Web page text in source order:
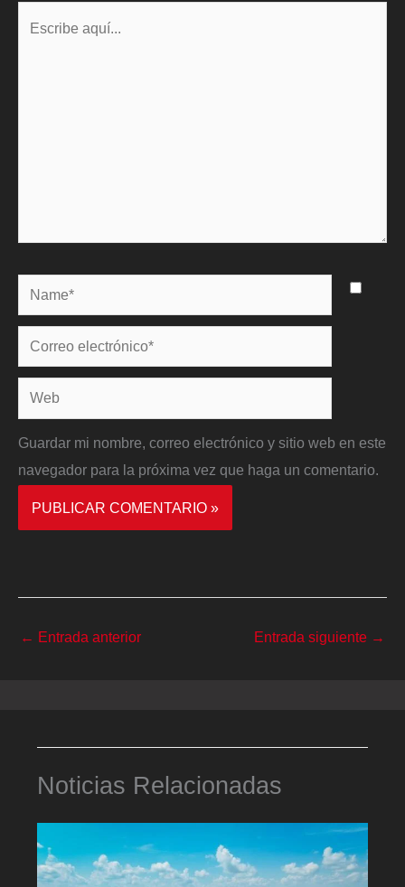
Name*
Correo
electrónico*
Web
Guardar mi nombre, correo electrónico y sitio web en este
navegador para la próxima vez que haga un comentario.
← Entrada anterior Entrada siguiente →
Noticias Relacionadas